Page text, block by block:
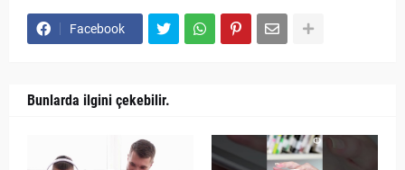
Facebook
Bunlarda ilgini çekebilir.